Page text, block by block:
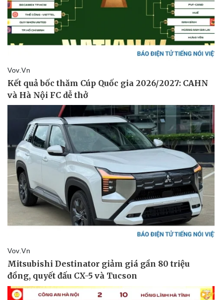
Kinh tế
Thị trường
Giá vàng
Tiêu dùng
Giá cà phê